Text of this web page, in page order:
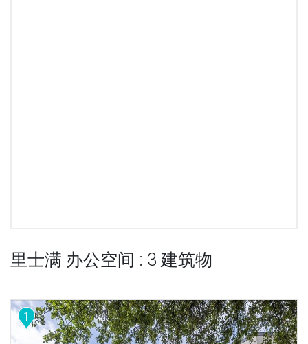
里士满 办公空间 : 3 建筑物
1